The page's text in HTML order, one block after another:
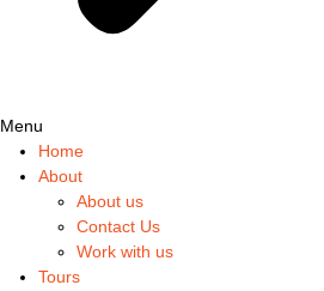
Menu
Home
About
About us
Contact Us
Work with us
Tours